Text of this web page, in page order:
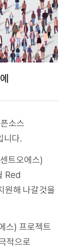
소스
니다.
트오에스)
Red
원해 나갈것을
스) 프로젝트
적으로